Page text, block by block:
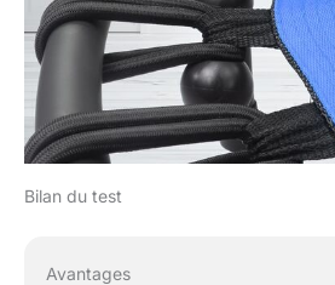
Bilan du test
Avantages